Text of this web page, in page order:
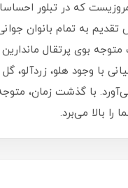
که در تبلور
به تمام بانوان
بوی پرتقال
با وجود هلو، زردآلو،
با گذشت زمان،